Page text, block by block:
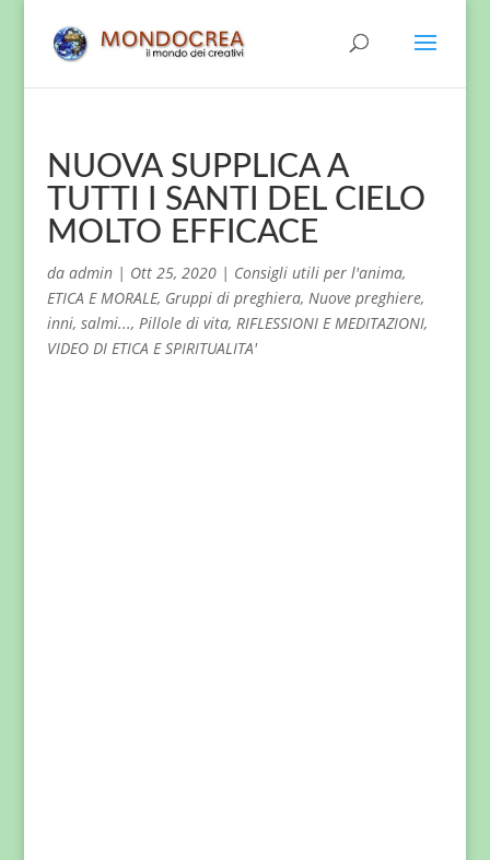
NUOVA SUPPLICA A
TUTTI I SANTI DEL CIELO
MOLTO EFFICACE
da admin| Ott 25, 2020| Consigli utili per l'anima,
ETICA E MORALE, Gruppi di preghiera, Nuove preghiere,
inni, salmi..., Pillole di vita, RIFLESSIONI E MEDITAZIONI,
VIDEO DI ETICA E SPIRITUALITA'